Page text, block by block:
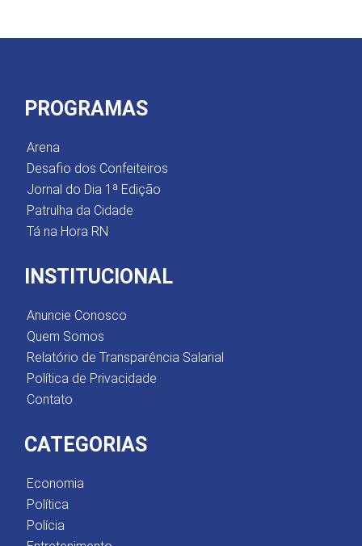
PROGRAMAS
Arena
Desafio dos Confeiteiros
Jornal do Dia 1ª Edição
Patrulha da Cidade
Tá na Hora RN
INSTITUCIONAL
Anuncie Conosco
Quem Somos
Relatório de Transparência Salarial
Política de Privacidade
Contato
CATEGORIAS
Economia
Política
Polícia